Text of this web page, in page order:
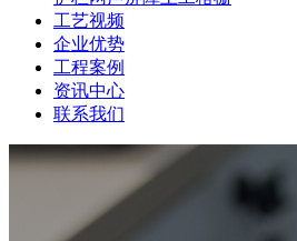
工艺视频
企业优势
工程案例
资讯中心
联系我们